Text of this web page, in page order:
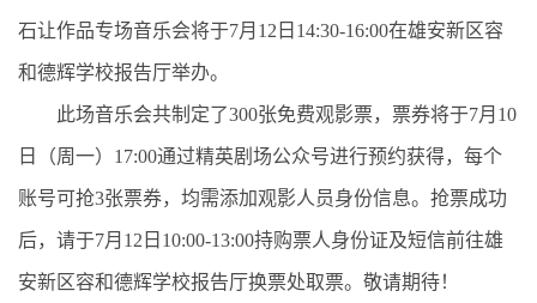
石让作品专场音乐会将于7月12日14:30-16:00在雄安新区容
和德辉学校报告厅举办。
此场音乐会共制定了300张免费观影票，票券将于7月10
日（周一）17:00通过精英剧场公众号进行预约获得，每个
账号可抢3张票券，均需添加观影人员身份信息。抢票成功
后，请于7月12日10:00-13:00持购票人身份证及短信前往雄
安新区容和德辉学校报告厅换票处取票。敬请期待！